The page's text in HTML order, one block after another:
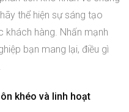
thể hiện sự sáng tạo
khách hàng. Nhấn mạnh
bạn mang lại, điều gì
khéo và linh hoạt